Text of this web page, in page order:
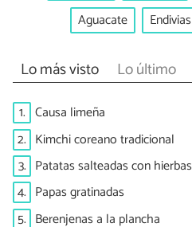
Aguacate
Endivias
Lo más visto Lo último
1. Causa limeña
2. Kimchi coreano tradicional
3. Patatas salteadas con hierbas
4. Papas gratinadas
5. Berenjenas a la plancha